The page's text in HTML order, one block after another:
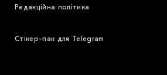
Редакційна політика
Стікер-пак для Telegram